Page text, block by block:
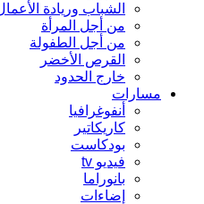
الشباب وريادة الأعمال
من أجل المرأة
من أجل الطفولة
القرص الأخضر
خارج الحدود
مسارات
أنفوغرافيا
كاريكاتير
بودكاست
فيديو tv
بانوراما
إضاءات